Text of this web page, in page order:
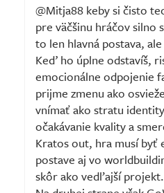
@Mitja88 keby si čisto
pre väčšinu hráčov silno
to len hlavná postava,
Keď ho úplne odstavíš,
emocionálne odpojenie
prijme zmenu ako
vnímať ako stratu
očakávanie kvality a
Kratos out, hra musí byť
postave aj vo
skôr ako vedľajší projekt.